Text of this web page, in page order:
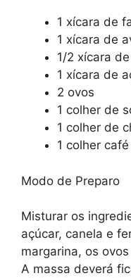
1 xícara de
1 xícara de
1/2 xícara
1 xícara de
2 ovos
1 colher de
1 colher de
1 colher
Modo de Preparo
Misturar os
açúcar, canela e
margarina, os
A massa deverá